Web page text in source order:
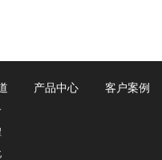
产品中心 客户案例